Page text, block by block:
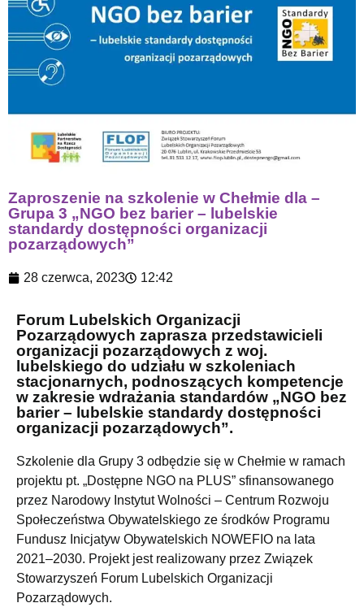
Zaproszenie na szkolenie w Chełmie dla –
Grupa 3 „NGO bez barier – lubelskie
standardy dostępności organizacji
pozarządowych”
28 czerwca, 2023 12:42
Forum Lubelskich Organizacji
Pozarządowych zaprasza przedstawicieli
organizacji pozarządowych z woj.
lubelskiego do udziału w szkoleniach
stacjonarnych, podnoszących kompetencje
w zakresie wdrażania standardów „NGO bez
barier – lubelskie standardy dostępności
organizacji pozarządowych”.
Szkolenie dla Grupy 3 odbędzie się w Chełmie w ramach
projektu pt. „Dostępne NGO na PLUS” sfinansowanego
przez Narodowy Instytut Wolności – Centrum Rozwoju
Społeczeństwa Obywatelskiego ze środków Programu
Fundusz Inicjatyw Obywatelskich NOWEFIO na lata
2021–2030. Projekt jest realizowany przez Związek
Stowarzyszeń Forum Lubelskich Organizacji
Pozarządowych.